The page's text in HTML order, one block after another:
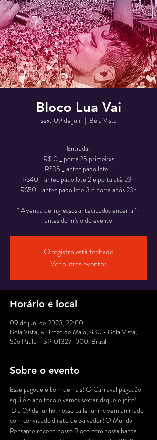
Bloco Lua Vai
sex., 09 de jun.
  |
Bela Vista
Entrada:
R$10 _ porta 25 primeirxs
R$35 _ antecipado lote 1
R$40 _ antecipado lote 2 e porta até 23h
R$50 _ antecipado lote 3 e porta após 23h
* A venda de ingressos antecipados encerra 1h
antes do início do evento
O registro está fechado
Ver outros eventos
Horário e local
09 de jun. de 2023, 22:00
Bela Vista, R. Treze de Maio, 830 - Bela Vista,
São Paulo - SP, 01327-000, Brasil
Sobre o evento
Esse pagode é bom demais! O Carnaval pagodão
aqui é o ano todo e vamos sextar daquele jeito!
Dia 09 de junho, nosso baile junino vem animado
com convidado direto de Salvador! O Mundo
Pensante recebe nosso Bloco com nossa banda